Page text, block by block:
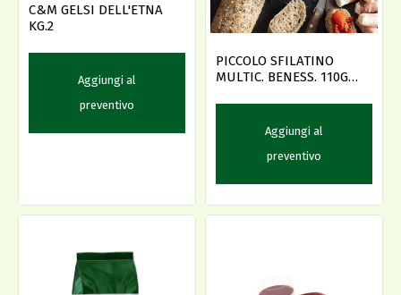
C&M GELSI DELL'ETNA
KG.2
Aggiungi al
preventivo
PICCOLO SFILATINO
MULTIC. BENESS. 110G
Aggiungi al
preventivo